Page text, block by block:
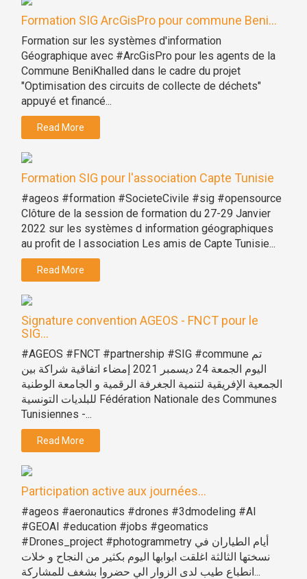
Formation SIG ArcGisPro pour commune Beni...
Formation sur les systèmes d'information
Géographique avec #ArcGisPro pour les agents de la
Commune BeniKhalled dans le cadre du projet
"Optimisation des circuits de collecte de déchets"
appuyé et financé...
Read More
Formation SIG pour l'association Capte Tunisie
#ageos #formation #SocieteCivile #sig #opensource
Clôture de la session de formation du 27-29 Janvier
2022 sur les systèmes d information géographiques
au profit de l association Les amis de Capte Tunisie...
Read More
Signature convention AGEOS - FNCT pour le
SIG...
#AGEOS #FNCT #partnership #SIG #commune تم
اليوم الجمعة 24 ديسمبر 2021 إمضاء اتفاقية شراكة بين
الجمعية الإفريقية لتنمية الجغرفة الرقمية و الجامعة الوطنية
للبلديات التونسية Fédération Nationale des Communes
Tunisiennes -...
Read More
Participation active aux journées...
#ageos #aeronautics #drones #3dmodeling #AI
#GEOAI #education #jobs #geomatics
#Drones_project #photogrammetry أيام الطياران في
نسختها الثالثة اغلقت ابوابها اليوم بكثير من النجاح و خلات
انطباع طيب لدى الزوار الي حضروا بشغف للمشاركة...